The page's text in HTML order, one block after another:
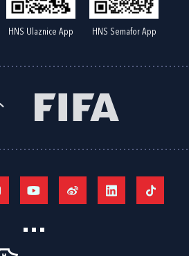
HNS Ulaznice App HNS Semafor App